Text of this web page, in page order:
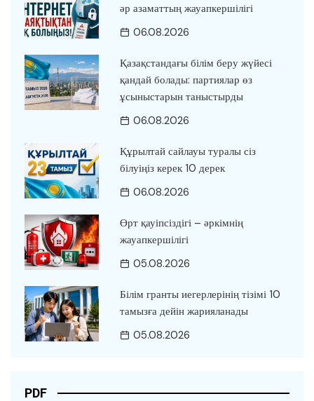
әр азаматтың жауапкершілігі
06.08.2026
Қазақстандағы білім беру жүйесі
қандай болады: партиялар өз
ұсыныстарын таныстырды
06.08.2026
Құрылтай сайлауы туралы сіз
білуіңіз керек 10 дерек
06.08.2026
Өрт қауіпсіздігі – әркімнің
жауапкершілігі
05.08.2026
Білім гранты иегерлерінің тізімі 10
тамызға дейін жарияланады
05.08.2026
PDF